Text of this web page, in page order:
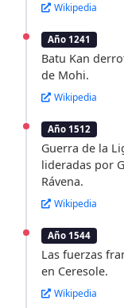
Wikipedia
Año 1241
Batu Kan
de Mohi.
Wikipedia
Año 1512
Guerra de la
lideradas por
Rávena.
Wikipedia
Año 1544
Las fuerzas
en Ceresole.
Wikipedia